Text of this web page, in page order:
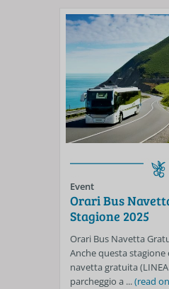
Event
Orari Bus
Stagione 2025
Orari Bus Navetta
Anche questa stagione
navetta gratuita
parcheggio a ...(read